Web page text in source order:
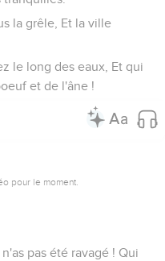
! Peuples, soyez
et ce qui la remplit, Le
sur toutes les nations, Et
voue à l'extermination, Il
dans leur sang.
tombe, Comme tombe
celle du figuier.